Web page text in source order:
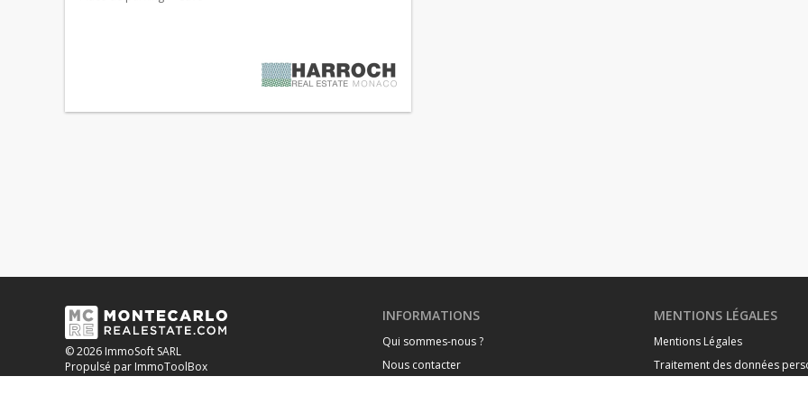
© 2026 ImmoSoft SARL
Propulsé par ImmoToolBox
INFORMATIONS
Qui sommes-nous ?
Nous contacter
MENTIONS LÉGALES
Mentions Légales
Traitement des données